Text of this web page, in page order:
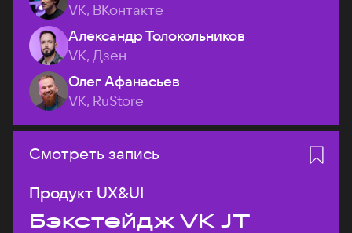
VK, ВКонтакте
Александр Толокольников
VK, Дзен
Олег Афанасьев
VK, RuStore
Смотреть запись
Продукт UX&UI
Бэкстейдж VK JT